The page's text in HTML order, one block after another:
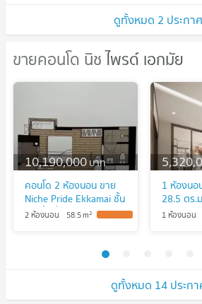
ดูทั้งหมด 2 ประกาศ
ขายคอนโด นิช ไพรด์ เอกมัย
ดูทั้งหมด 14 ประก
ขายคอนโด นิช ไพรด์ เอกมัย
10,190,000บาท
คอนโด 2 ห้องนอน ขาย
Niche Pride Ekkamai ชั้น
28 พื้นที่ 58.5 ตร.ม. ใกล้
2 ห้องนอน 58.5m2
1 ห้องนอ
28.5 ตร.
เอกมัย
1 ห้องนอน